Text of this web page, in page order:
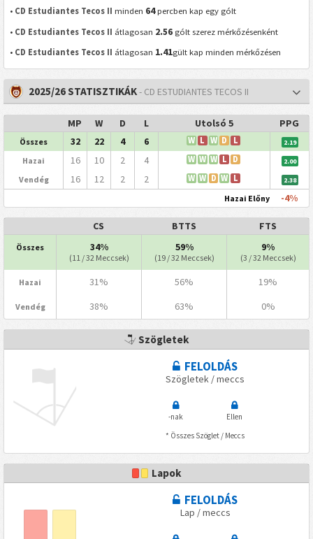
• CD Estudiantes Tecos II minden 64percben kap egy gólt
• CD Estudiantes Tecos II átlagosan 2.56 gólt szerez mérkőzésenként
• CD Estudiantes Tecos II átlagosan 1.41gült kap minden mérkőzésen
2025/26 STATISZTIKÁK- CD ESTUDIANTES TECOS II
MP W D L Utolsó 5 PPG
Összes 32 22 4 6 W L W D L 2.19
Hazai 16 10 2 4 W W W L D 2.00
Vendég 16 12 2 2 W W D W L 2.38
Hazai Előny -4%
CS BTTS FTS
Összes 34%
(11 / 32 Meccsek)
59%
(19 / 32 Meccsek)
9%
(3 / 32 Meccsek)
Hazai 31% 56% 19%
Vendég 38% 63% 0%
Szögletek
FELOLDÁS
Szögletek / meccs
-nak
Ellen
* Összes Szöglet / Meccs
Lapok
FELOLDÁS
Lap / meccs